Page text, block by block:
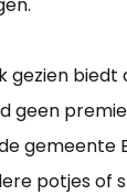
gezien biedt
geen
gemeente
potjes of